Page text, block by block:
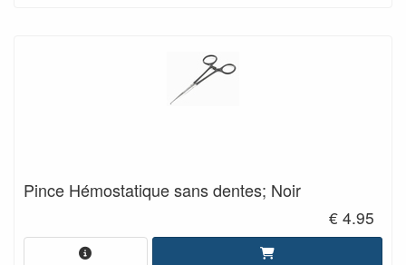
Pince Hémostatique sans dentes; Noir
€ 4.95